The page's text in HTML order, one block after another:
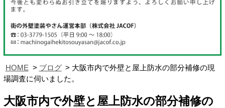
HOME ブログ
大阪市内で外壁と屋上防水の部分補修の現
場調査に伺いました。
大阪市内で外壁と屋上防水の部分補修の